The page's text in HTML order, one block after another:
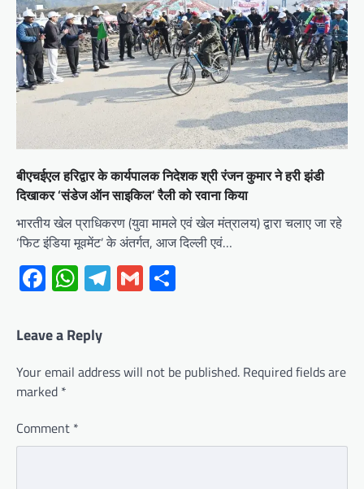
बीएचईएल हरिद्वार के कार्यपालक निदेशक श्री रंजन कुमार ने हरी झंडी
दिखाकर ‘संडेज ऑन साइकिल’ रैली को रवाना किया
भारतीय खेल प्राधिकरण (युवा मामले एवं खेल मंत्रालय) द्वारा चलाए जा रहे
‘फिट इंडिया मूवमेंट’ के अंतर्गत, आज दिल्ली एवं…
Facebook
WhatsApp
Telegram
Gmail
Leave a Reply
Your email address will not be published. Required fields are
marked *
Comment *